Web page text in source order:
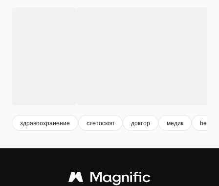
здравоохранение стетоскоп доктор медик health